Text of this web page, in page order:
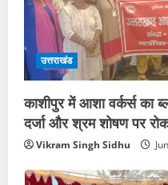
उत्तराखंड
काशीपुर में आशा वर्कर्स का
दर्जा और श्रम शोषण पर
Vikram Singh Sidhu